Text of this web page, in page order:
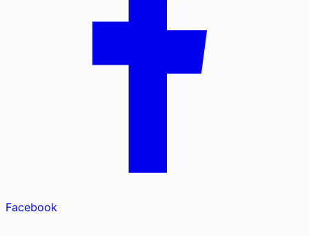
Facebook